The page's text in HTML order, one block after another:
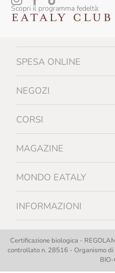
Scopri il programma fedeltà:
SPESA ONLINE
NEGOZI
CORSI
MAGAZINE
MONDO EATALY
INFORMAZIONI
Certificazione biologica -
controllato n. 28516 - Organismo